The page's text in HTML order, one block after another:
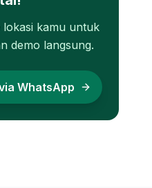
lokasi kamu untuk
demo langsung.
WhatsApp